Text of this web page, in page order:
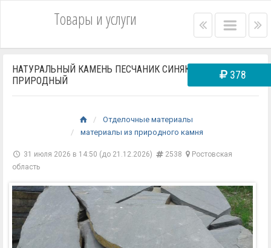
Товары и услуги Main
menu
Right
menu
bar
НАТУРАЛЬНЫЙ КАМЕНЬ ПЕСЧАНИК СИНЯК РВАНЫЙ
ПРИРОДНЫЙ
Отделочные материалы
материалы из природного камня
31 июля 2026 в 14:50 (до 21.12.2026) 2538
Ростовская
область
378